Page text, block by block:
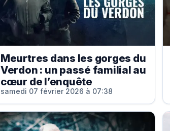
Meurtres dans les gorges du
Verdon : un passé familial au
cœur de l’enquête
samedi 07 février 2026 à 07:38